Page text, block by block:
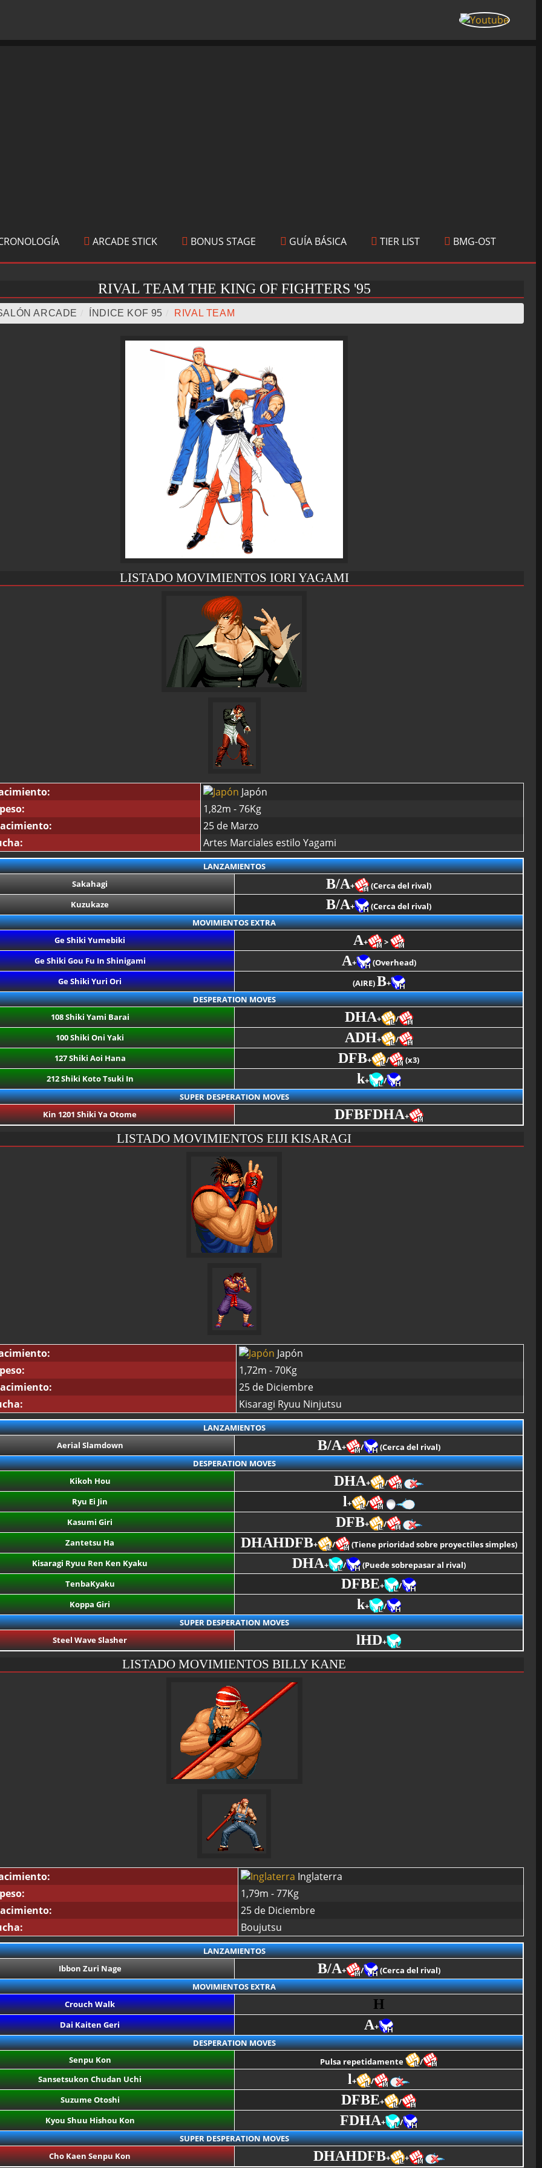
ARCADE STICK BONUS STAGE GUÍA BÁSICA TIER LIST BMG-OST
RIVAL TEAM THE KING OF FIGHTERS '95
ARCADE ÍNDICE KOF 95 RIVAL TEAM
LISTADO MOVIMIENTOS IORI YAGAMI
Japón
1,82m - 76Kg
25 de Marzo
Artes Marciales estilo Yagami
LANZAMIENTOS
Sakahagi
B/A+
(Cerca del rival)
Kuzukaze
B/A+
(Cerca del rival)
MOVIMIENTOS EXTRA
Ge Shiki Yumebiki
A+
>
Ge Shiki Gou Fu In Shinigami
A+
(Overhead)
Ge Shiki Yuri Ori
(AIRE)B+
DESPERATION MOVES
108 Shiki Yami Barai
DHA+
/
100 Shiki Oni Yaki
ADH+
/
127 Shiki Aoi Hana
DFB+ /
(x3)
212 Shiki Koto Tsuki In
k+
/
SUPER DESPERATION MOVES
Kin 1201 Shiki Ya Otome
DFBFDHA+
LISTADO MOVIMIENTOS EIJI KISARAGI
Japón
1,72m - 70Kg
25 de Diciembre
Kisaragi Ryuu Ninjutsu
LANZAMIENTOS
Aerial Slamdown
B/A+ /
(Cerca del rival)
DESPERATION MOVES
Kikoh Hou
DHA+
/
Ryu Ei Jin
l+
/
Kasumi Giri
DFB+
/
Zantetsu Ha
DHAHDFB+ /
(Tiene prioridad sobre proyectiles simples)
Kisaragi Ryuu Ren Ken Kyaku
DHA+ /
(Puede sobrepasar al rival)
TenbaKyaku
DFBE+
/
Koppa Giri
k+
/
SUPER DESPERATION MOVES
Steel Wave Slasher
lHD+
LISTADO MOVIMIENTOS BILLY KANE
Inglaterra
1,79m - 77Kg
25 de Diciembre
Boujutsu
LANZAMIENTOS
Ibbon Zuri Nage
B/A+ /
(Cerca del rival)
MOVIMIENTOS EXTRA
Crouch Walk
H
Dai Kaiten Geri A+
DESPERATION MOVES
Senpu Kon
Pulsa repetidamente
/
Sansetsukon Chudan Uchi
l+
/
Suzume Otoshi
DFBE+
/
Kyou Shuu Hishou Kon
FDHA+
/
SUPER DESPERATION MOVES
Cho Kaen Senpu Kon
DHAHDFB+ +